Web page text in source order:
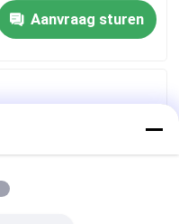
Aanvraag sturen